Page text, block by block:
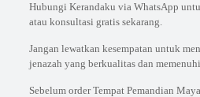
Hubungi Kerandaku via WhatsApp
atau konsultasi gratis sekarang.
Jangan lewatkan kesempatan untuk
jenazah yang berkualitas dan
Sebelum order Tempat Pemandian